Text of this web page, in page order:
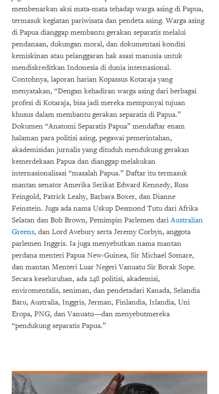
membenarkan aksi mata-mata tehadap warga asing di Papua,
termasuk kegiatan pariwisata dan pendeta asing. Warga asing
di Papua dianggap membantu gerakan separatis melalui
pendanaan, dukungan moral, dan dokumentasi kondisi
kemiskinan atau pelanggaran hak asasi manusia untuk
mendiskreditkan Indonesia di dunia internasional.
Contohnya, laporan harian Kopassus Kotaraja yang
menyatakan, “Dengan kehadiran warga asing dari berbagai
profesi di Kotaraja, bisa jadi mereka mempunyai tujuan
khusus dalam membantu gerakan separatis di Papua.”
Dokumen “Anatomi Separatis Papua” mendaftar enam
halaman para politisi asing, pegawai pemerintahan,
akademisidan jurnalis yang dituduh mendukung gerakan
kemerdekaan Papua dan dianggap melakukan
internasionalisasi “masalah Papua.” Daftar itu termasuk
mantan senator Amerika Serikat Edward Kennedy, Russ
Feingold, Patrick Leahy, Barbara Boxer, dan Dianne
Feinstein. Juga ada nama Uskup Desmond Tutu dari Afrika
Selatan dan Bob Brown, Pemimpin Parlemen dariAustralian
Greens, dan Lord Avebury serta Jeremy Corbyn, anggota
parlemen Inggris. Ia juga menyebutkan nama mantan
perdana menteri Papua New-Guinea, Sir Michael Somare,
dan mantan Menteri Luar Negeri Vanuatu Sir Borak Sope.
Secara keseluruhan, ada 248 politisi, akademisi,
enviromentalis, seniman, dan pendetadari Kanada, Selandia
Baru, Australia, Inggris, Jerman, Finlandia, Irlandia, Uni
Eropa, PNG, dan Vanuatu—dan menyebutmereka
“pendukung separatis Papua.”